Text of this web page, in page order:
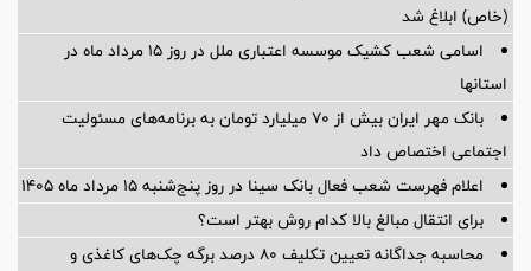
(خاص) ابلاغ شد
اسامی شعب کشیک موسسه اعتباری ملل در روز 15 مرداد ماه در
استانها
بانک مهر ایران بیش از ۷۰ میلیارد تومان به برنامه‌های مسئولیت
اجتماعی اختصاص داد
اعلام فهرست شعب فعال بانک سینا در روز پنج‌شنبه 15 مرداد ماه 1405
برای انتقال مبالغ بالا کدام روش بهتر است؟
محاسبه جداگانه تعیین تکلیف 80 درصد برگه چک‌های کاغذی و